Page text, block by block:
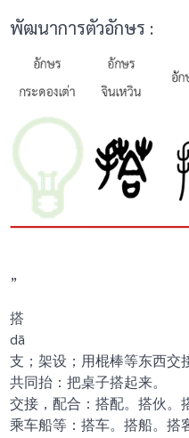
พัฒนาการตัวอักษร :
”
搭
dā
支；架设；用棍棒等东西交
共同抬：把桌子搭起来。
交接，配合：搭配。搭伙。
乘车船等：搭车。搭船。搭